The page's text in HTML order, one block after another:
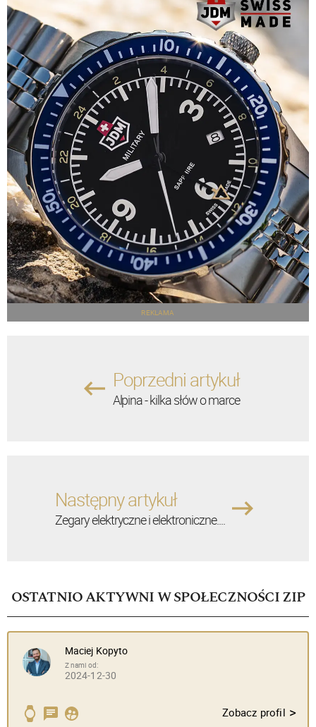
REKLAMA
Poprzedni artykuł
Alpina - kilka słów o marce
Następny artykuł
Zegary elektryczne i elektroniczne....
OSTATNIO AKTYWNI W SPOŁECZNOŚCI ZIP
Maciej Kopyto
Z nami od:
2024-12-30
Zobacz profil >